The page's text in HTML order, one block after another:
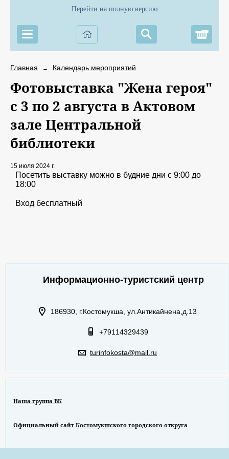
Перейти на полную версию
Главная → Календарь мероприятий
Фотовыставка "Жена героя"
с 3 по 2 августа в Актовом
зале Центральной
библиотеки
15 июля 2024 г.
Посетить выставку можно в будние дни с 9:00 до
18:00
Вход бесплатный
Информационно-туристский центр
186930, г.Костомукша, ул.Антикайнена,д.13
+79114329439
turinfokosta@mail.ru
Наша группа ВК
Официальный сайт Костомукшского городского откруга